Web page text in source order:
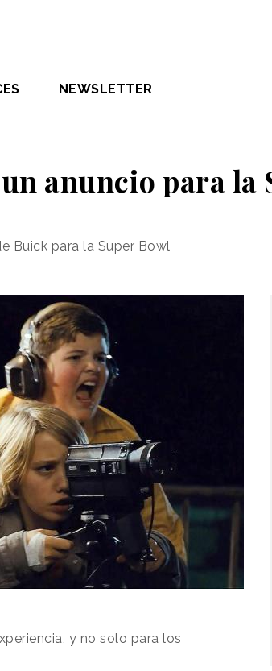
NEWSLETTER
anuncio para la
Buick para la Super Bowl
y no solo para los